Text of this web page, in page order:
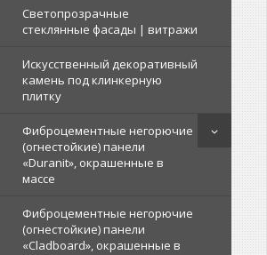
Светопрозрачные
стеклянные фасады | витражи
Искусственный декоративный
камень под клинкерную
плитку
Фиброцементные негорючие
(огнестойкие) панели
«Duranit», окрашенные в
массе
Фиброцементные негорючие
(огнестойкие) панели
«Cladboard», окрашенные в